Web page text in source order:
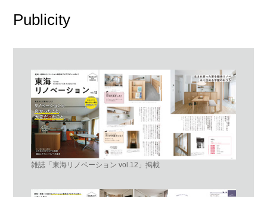
Publicity
雑誌「東海リノベーション vol.12」掲載